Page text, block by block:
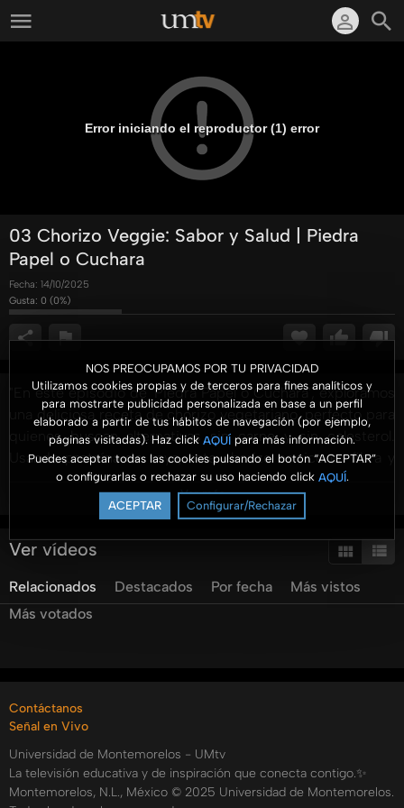
NOS PREOCUPAMOS POR TU PRIVACIDAD
Utilizamos cookies propias y de terceros para fines analíticos y
para mostrarte publicidad personalizada en base a un perfil
elaborado a partir de tus hábitos de navegación (por ejemplo,
páginas visitadas). Haz click AQUÍ para más información.
Puedes aceptar todas las cookies pulsando el botón “ACEPTAR”
o configurarlas o rechazar su uso haciendo click AQUÍ.
ACEPTAR Configurar/Rechazar
Error iniciando el reproductor (1) error
03 Chorizo Veggie: Sabor y Salud | Piedra
Papel o Cuchara
Fecha: 14/10/2025
Gusta: 0 (0%)
"En este episodio de 'Piedra Papel o Cuchara', exploramos
una deliciosa receta de chorizo vegetariano, perfecto para
quienes buscan alternativas sin carne y sin colesterol.
Usando proteína de soya, este chorizo es rico en fibra y
vitamina B12, beneficioso para la salud mental.
Acompañado por el joven cocinero Aldrich, preparamos un
platillo innovador con frijoles, pan, queso vegetariano y un
toque especial de pico de gallo con mango. Descubre
saludable y sabrosa. Además, aprende sobre el valor
nutricional de las legumbres y cómo pueden mejorar tu
Categorías:
Niños y Jóvenes
Piedra Papel o Cuchara
Ver más
Ver vídeos
Relacionados Destacados Por fecha
Más vistos
Más votados
Contáctanos
Señal en Vivo
Universidad de Montemorelos - UMtv
La televisión educativa y de inspiración que conecta contigo.✨
Montemorelos, N.L., México © 2025 Universidad de Montemorelos.